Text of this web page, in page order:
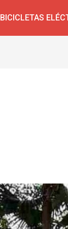
BICICLETAS